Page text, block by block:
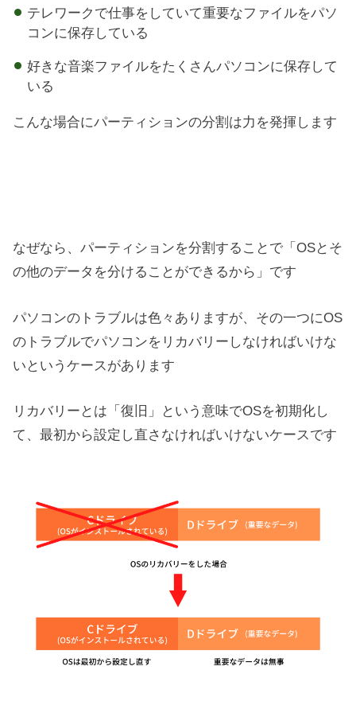
テレワークで仕事をしていて重要なファイルをパソ
コンに保存している
好きな音楽ファイルをたくさんパソコンに保存して
いる
こんな場合にパーティションの分割は力を発揮します
なぜなら、パーティションを分割することで「OSとそ
の他のデータを分けることができるから」です
パソコンのトラブルは色々ありますが、その一つにOS
のトラブルでパソコンをリカバリーしなければいけな
いというケースがあります
リカバリーとは「復旧」という意味でOSを初期化し
て、最初から設定し直さなければいけないケースです